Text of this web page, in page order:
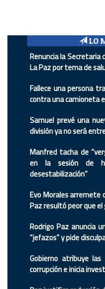
LO
Renuncia la Secretaria
La Paz por tema de
Fallece una persona
contra una camioneta
Samuel prevé una
división ya no será
Manfred tacha de
en la sesión de
desestabilización”
Evo Morales arremete
Paz resultó peor que el
Rodrigo Paz anuncia
“jefazos” y pide
Gobierno atribuye
corrupción e inicia